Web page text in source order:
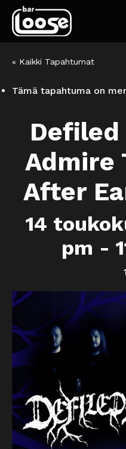
« Kaikki Tapahtumat
Tämä tapahtuma on
Defiled
Admire
After
14
pm -